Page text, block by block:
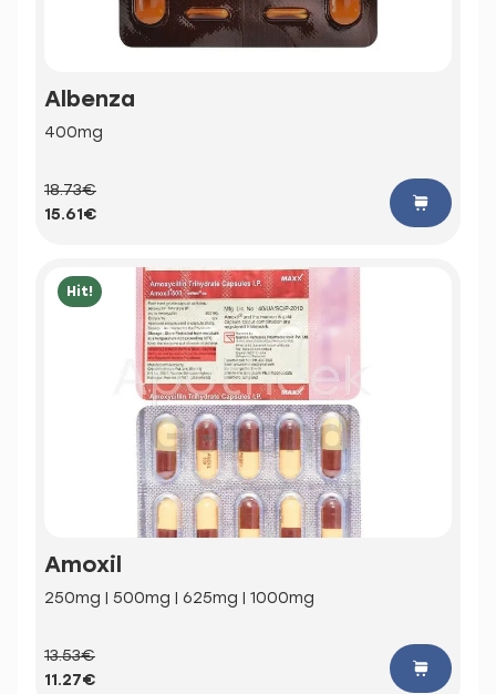
Albenza
400mg
18.73€
15.61€
Hit!
Amoxil
250mg | 500mg | 625mg | 1000mg
13.53€
11.27€